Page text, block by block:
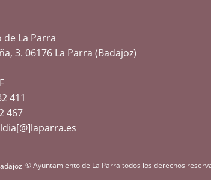
La Parra
3. 06176 La Parra (Badajoz)
411
467
© Ayuntamiento de La Parra todos los derechos